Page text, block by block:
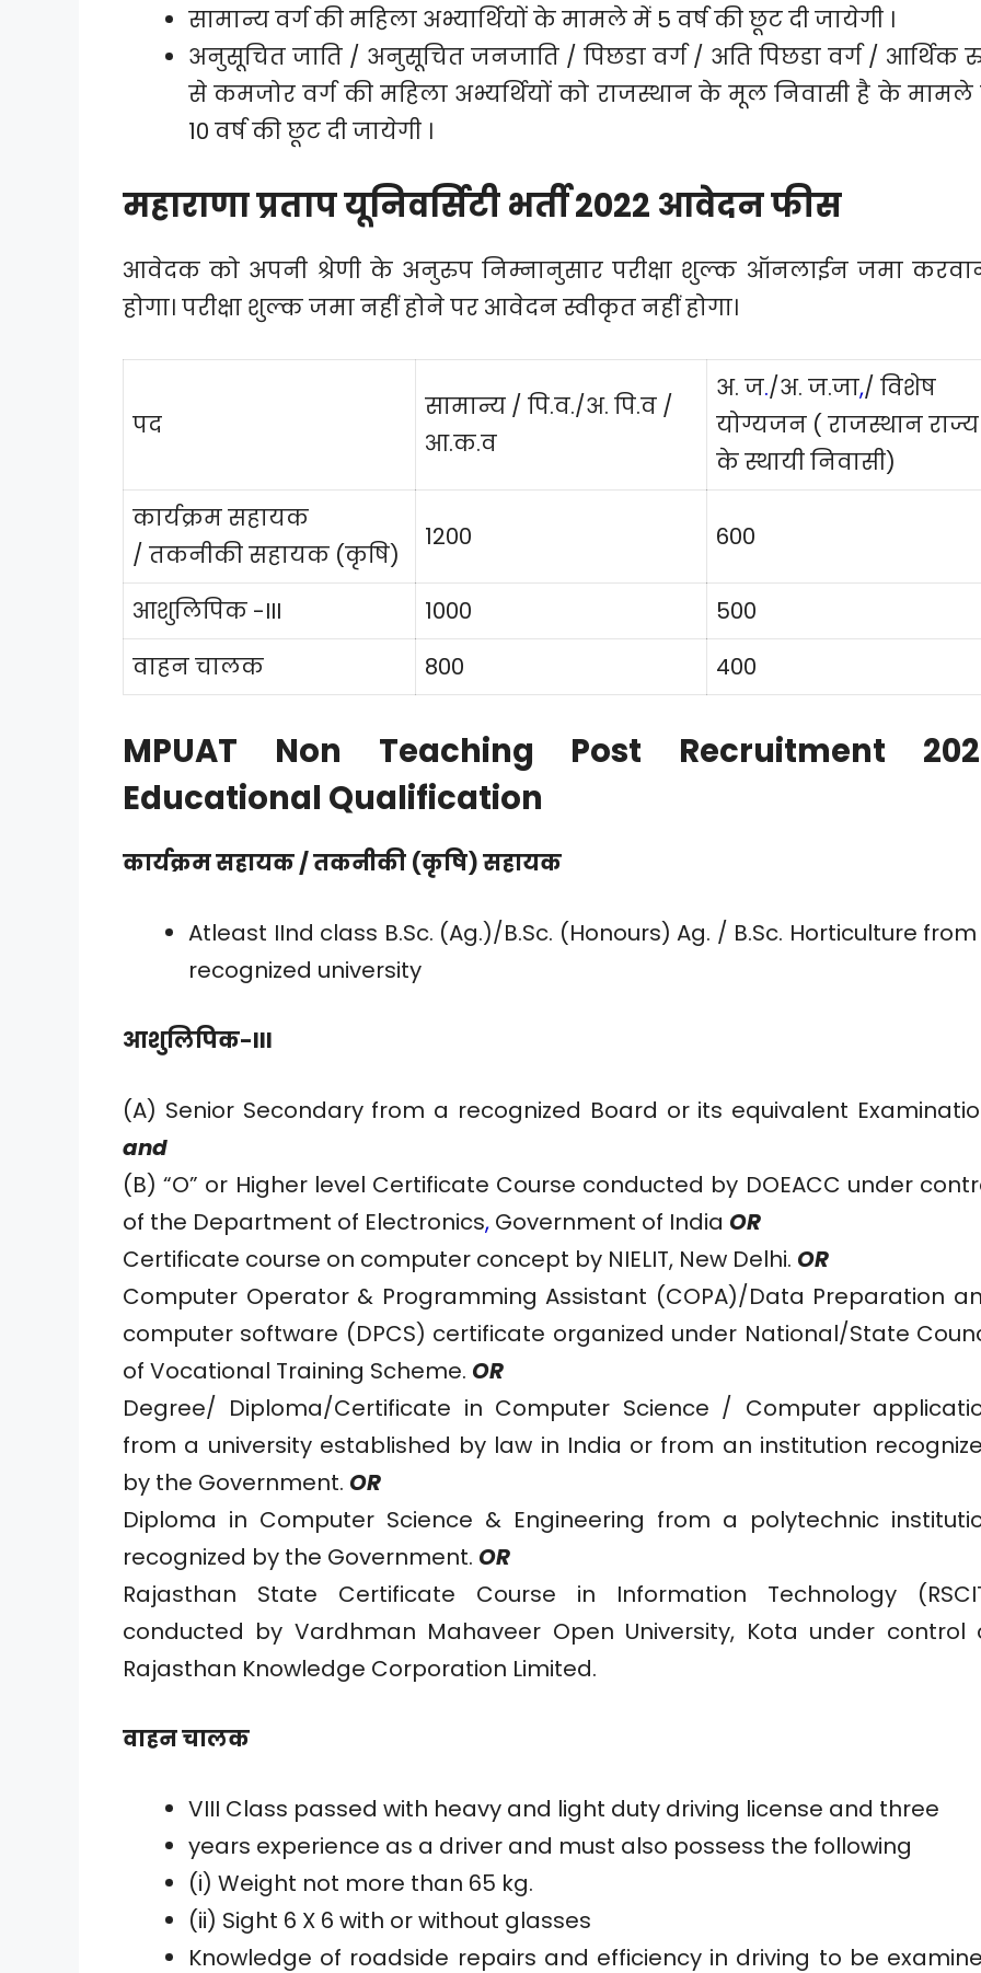
सामान्य वर्ग की महिला अभ्यार्थियों के मामले में 5 वर्ष की छूट दी जायेगी ।
अनुसूचित जाति / अनुसूचित जनजाति / पिछडा वर्ग / अति पिछडा वर्ग / आर्थिक
से कमजोर वर्ग की महिला अभ्यर्थियों को राजस्थान के मूल निवासी है के
10 वर्ष की छूट दी जायेगी ।
महाराणा प्रताप यूनिवर्सिटी भर्ती 2022 आवेदन फीस
आवेदक को अपनी श्रेणी के अनुरुप निम्नानुसार परीक्षा शुल्क ऑनलाईन जमा
होगा। परीक्षा शुल्क जमा नहीं होने पर आवेदन स्वीकृत नहीं होगा।
पद
सामान्य / पि.व./अ. पि.व /
आ.क.व
अ. ज./अ. ज.जा,/ विशेष
योग्यजन ( राजस्थान राज्य
के स्थायी निवासी)
कार्यक्रम सहायक
/ तकनीकी सहायक (कृषि)
1200 600
आशुलिपिक -III 1000
500
वाहन चालक
800 400
MPUAT Non Teaching Post Recruitment
Educational Qualification
कार्यक्रम सहायक / तकनीकी (कृषि) सहायक
Atleast IInd class B.Sc. (Ag.)/B.Sc. (Honours) Ag. / B.Sc. Horticulture
recognized university
आशुलिपिक-III
(A) Senior Secondary from a recognized Board or its equivalent
and
(B) “O” or Higher level Certificate Course conducted by DOEACC under
of the Department of Electronics, Government of India OR
Certificate course on computer concept by NIELIT, New Delhi. OR
Computer Operator & Programming Assistant (COPA)/Data Preparation
computer software (DPCS) certificate organized under National/State
of Vocational Training Scheme. OR
Degree/ Diploma/Certificate in Computer Science / Computer
from a university established by law in India or from an institution
by the Government. OR
Diploma in Computer Science & Engineering from a polytechnic
recognized by the Government. OR
Rajasthan State Certificate Course in Information Technology
conducted by Vardhman Mahaveer Open University, Kota under control
Rajasthan Knowledge Corporation Limited.
वाहन चालक
VIII Class passed with heavy and light duty driving license and three
years experience as a driver and must also possess the following
(i) Weight not more than 65 kg.
(ii) Sight 6 X 6 with or without glasses
Knowledge of roadside repairs and efficiency in driving to be